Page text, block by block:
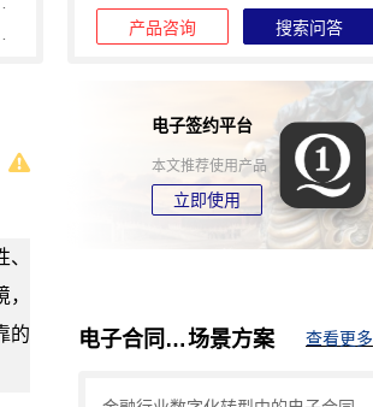
产品咨询 搜索问答
的
电子签约平台
本文推荐使用产品
立即使用
电子合同签署场景方案 查看更多